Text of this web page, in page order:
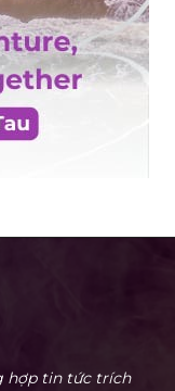
hợp tin tức trích